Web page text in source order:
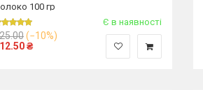
100 гр
Є в наявності
(−10%)
₴